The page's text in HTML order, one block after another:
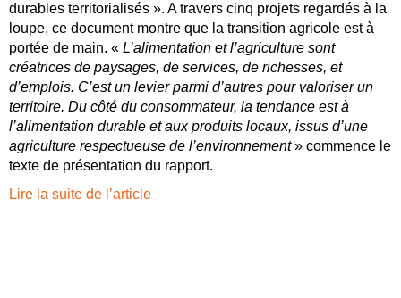
durables territorialisés ». A travers cinq projets regardés à la
loupe, ce document montre que la transition agricole est à
portée de main. « L’alimentation et l’agriculture sont
créatrices de paysages, de services, de richesses, et
d’emplois. C’est un levier parmi d’autres pour valoriser un
territoire. Du côté du consommateur, la tendance est à
l’alimentation durable et aux produits locaux, issus d’une
agriculture respectueuse de l’environnement» commence le
texte de présentation du rapport.
Lire la suite de l’article